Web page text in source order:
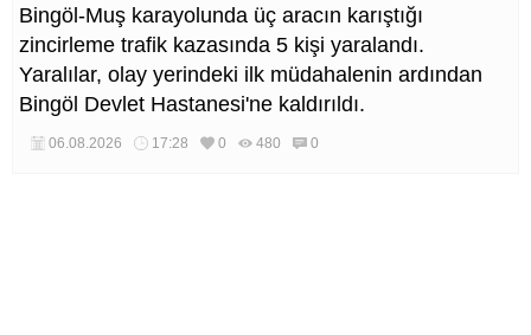
Bingöl-Muş karayolunda üç aracın karıştığı
zincirleme trafik kazasında 5 kişi yaralandı.
Yaralılar, olay yerindeki ilk müdahalenin ardından
Bingöl Devlet Hastanesi'ne kaldırıldı.
06.08.2026 17:28 0 480 0